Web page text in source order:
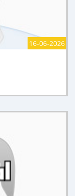
16-06-2026